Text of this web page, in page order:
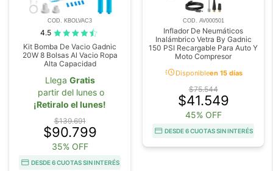
COD. KBOLVAC3
4.5
Kit Bomba De Vacio Gadnic
20W 8 Bolsas Al Vacio Ropa
Alta Capacidad
Llega Gratis
partir del lunes o
¡Retiralo el lunes!
$139.691
$90.799
35% OFF
DESDE 6 CUOTAS SIN INTERÉS
COD. AV000501
Inflador De Neumáticos
Inalámbrico Vetra By Gadnic
150 PSI Recargable Para Auto Y
Moto Compresor
acuteDisponibleen 15 días
$75.544
$41.549
45% OFF
DESDE 6 CUOTAS SIN INTERÉS